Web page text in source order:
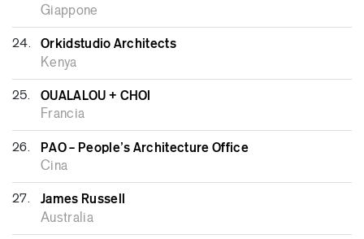
Giappone
24. Orkidstudio Architects
Kenya
25. OUALALOU + CHOI
Francia
26. PAO – People’s Architecture Office
Cina
27. James Russell
Australia